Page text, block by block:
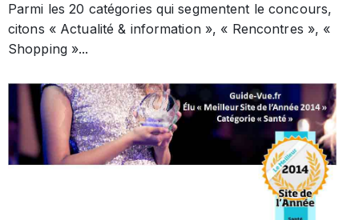
Parmi les 20 catégories qui segmentent le concours,
citons « Actualité & information », « Rencontres », «
Shopping »...